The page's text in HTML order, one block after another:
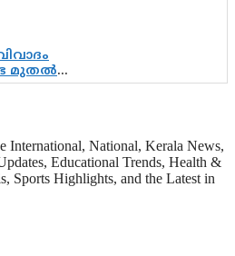
മുതൽ
International, National, Kerala News,
Educational Trends, Health &
Sports Highlights, and the Latest in